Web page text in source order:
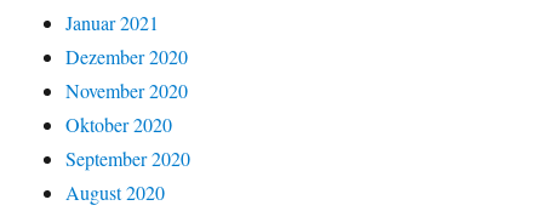
Januar 2021
Dezember 2020
November 2020
Oktober 2020
September 2020
August 2020